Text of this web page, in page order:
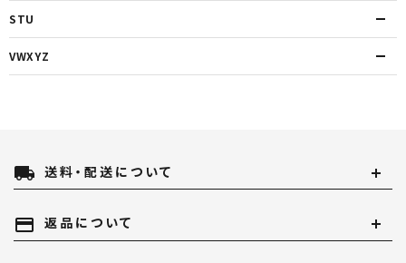
STU
VWXYZ
local_shipping 送料・配送について
payment 返品について